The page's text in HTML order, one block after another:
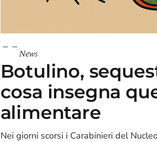
News
Botulino,
cosa insegna
alimentare
Nei giorni scorsi i Carabinieri del